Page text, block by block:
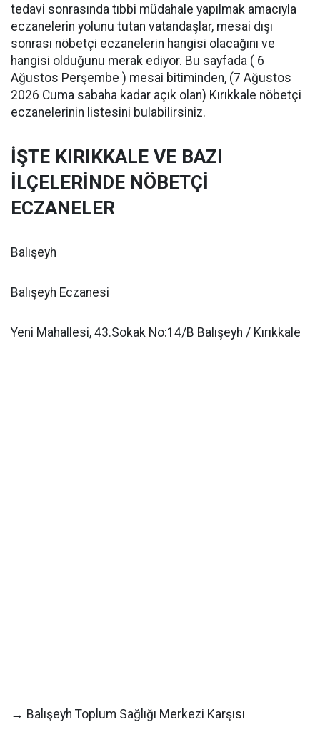
tedavi sonrasında tıbbi müdahale yapılmak amacıyla
eczanelerin yolunu tutan vatandaşlar, mesai dışı
sonrası nöbetçi eczanelerin hangisi olacağını ve
hangisi olduğunu merak ediyor. Bu sayfada ( 6
Ağustos Perşembe ) mesai bitiminden, (7 Ağustos
2026 Cuma sabaha kadar açık olan) Kırıkkale nöbetçi
eczanelerinin listesini bulabilirsiniz.
İŞTE KIRIKKALE VE BAZI
İLÇELERİNDE NÖBETÇİ
ECZANELER
Balışeyh
Balışeyh Eczanesi
Yeni Mahallesi, 43.Sokak No:14/B Balışeyh / Kırıkkale
→ Balışeyh Toplum Sağlığı Merkezi Karşısı